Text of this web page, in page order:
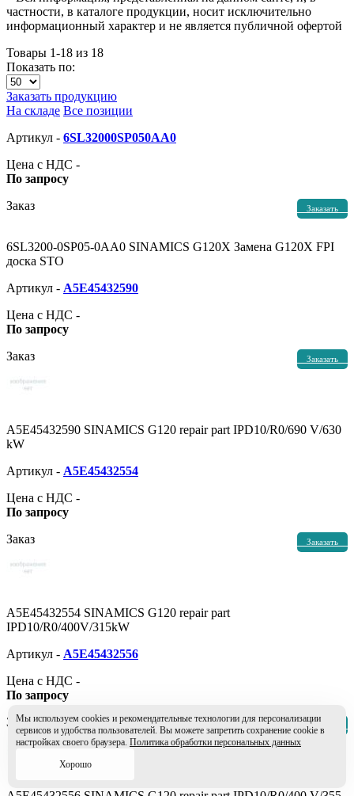
частности, в каталоге продукции, носит исключительно
информационный характер и не является публичной офертой
Товары 1-18 из 18
Показать по:
Заказать продукцию
На складе Все позиции
Артикул - 6SL32000SP050AA0
Цена с НДС -
По запросу
Заказать
Заказ
6SL3200-0SP05-0AA0 SINAMICS G120X Замена G120X FPI
доска STO
Артикул - A5E45432590
Цена с НДС -
По запросу
Заказать
Заказ
A5E45432590 SINAMICS G120 repair part IPD10/R0/690 V/630
kW
Артикул - A5E45432554
Цена с НДС -
По запросу
Заказать
Заказ
A5E45432554 SINAMICS G120 repair part
IPD10/R0/400V/315kW
Артикул - A5E45432556
Цена с НДС -
По запросу
Заказать
Заказ
Мы используем cookies и рекомендательные технологии для персонализации
сервисов и удобства пользователей. Вы можете запретить сохранение cookie в
настройках своего браузера. Политика обработки персональных данных
Хорошо